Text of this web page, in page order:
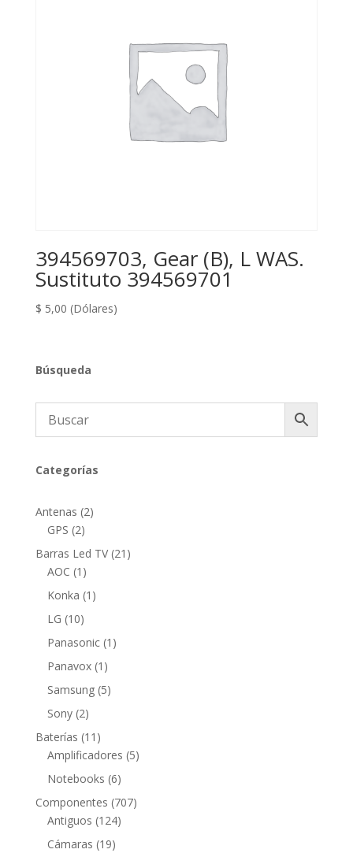
394569703, Gear (B), L WAS.
Sustituto 394569701
$ 5,00 (Dólares)
Búsqueda
Categorías
Antenas 22
GPS 22
productos
Barras Led TV 21 21
AOC 1 1
producto
Konka 1 1
LG 1010
productos
Panasonic 1 1
Panavox 1 1
producto
Samsung 55
Sony 22
productos
Baterías 11 11
productos
Amplificadores 55
Notebooks 66
productos
Componentes 707707
Antiguos 124124
Cámaras 1919